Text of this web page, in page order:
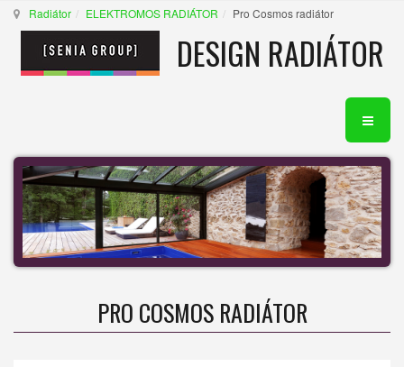
Radiátor ELEKTROMOS RADIÁTOR Pro Cosmos radiátor
DESIGN RADIÁTOR
PRO COSMOS RADIÁTOR